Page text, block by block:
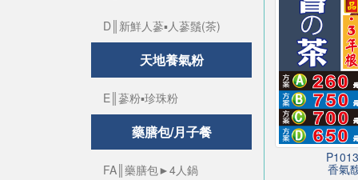
香氣
D║新鮮人蔘▪人蔘鬚(茶)
天地養氣粉
E║蔘粉▪珍珠粉
藥膳包/月子餐
FA║藥膳包►4人鍋